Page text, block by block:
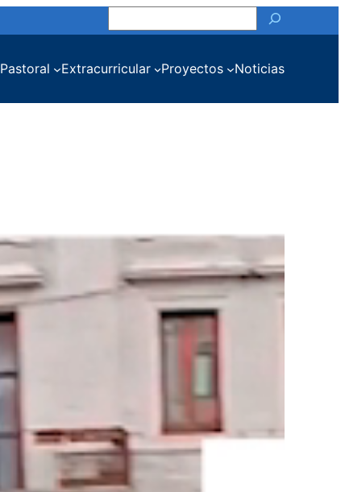
Pastoral Extracurricular Proyectos Noticias